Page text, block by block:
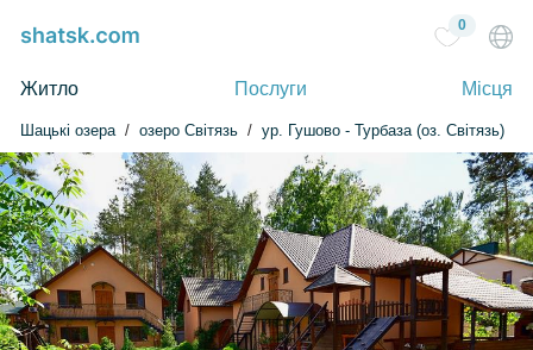
Житло Послуги Місця
0
Шацькі озера озеро Світязь ур. Гушово - Турбаза (оз. Світязь)